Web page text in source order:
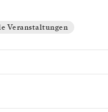
Veranstaltungen